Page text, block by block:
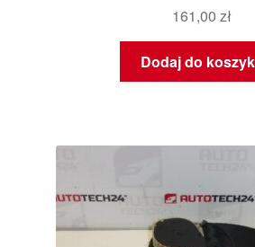
161,00 zł
Dodaj do